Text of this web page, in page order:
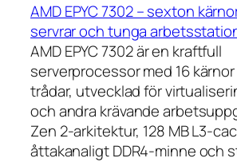
AMD EPYC 7302 – sexton
servrar och tunga
AMD EPYC 7302 är en kraftfull
serverprocessor med 16
trådar, utvecklad för
och andra krävande
Zen 2-arkitektur, 128 MB L3-
åttakanaligt DDR4-minne och